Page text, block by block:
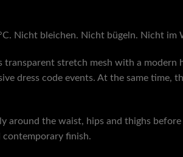
Nicht bleichen. Nicht bügeln. Nicht
transparent stretch mesh with a modern
dress code events. At the same
around the waist, hips and thighs
contemporary finish.